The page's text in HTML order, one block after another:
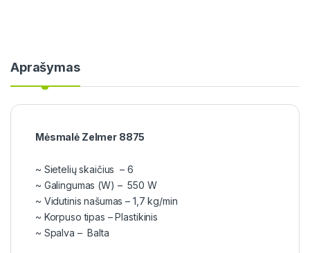
Aprašymas
Mėsmalė Zelmer 8875
~ Sietelių skaičius – 6
~ Galingumas (W) – 550 W
~ Vidutinis našumas – 1,7 kg/min
~ Korpuso tipas – Plastikinis
~ Spalva – Balta